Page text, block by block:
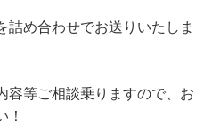
め合わせでお送りいたしま
容等ご相談乗りますので、お
！